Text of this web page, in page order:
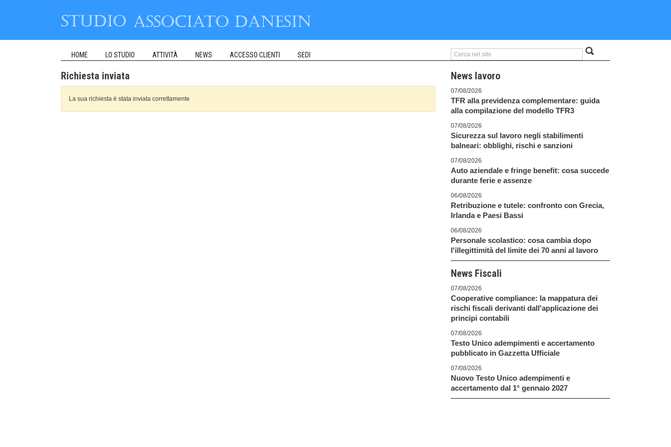
HOME LO STUDIO ATTIVITÀ NEWS ACCESSO CLIENTI SEDI
Richiesta inviata
La sua richiesta è stata inviata correttamente
News lavoro
07/08/2026
TFR alla previdenza complementare: guida
alla compilazione del modello TFR3
07/08/2026
Sicurezza sul lavoro negli stabilimenti
balneari: obblighi, rischi e sanzioni
07/08/2026
Auto aziendale e fringe benefit: cosa succede
durante ferie e assenze
06/08/2026
Retribuzione e tutele: confronto con Grecia,
Irlanda e Paesi Bassi
06/08/2026
Personale scolastico: cosa cambia dopo
l'illegittimità del limite dei 70 anni al lavoro
News Fiscali
07/08/2026
Cooperative compliance: la mappatura dei
rischi fiscali derivanti dall'applicazione dei
principi contabili
07/08/2026
Testo Unico adempimenti e accertamento
pubblicato in Gazzetta Ufficiale
07/08/2026
Nuovo Testo Unico adempimenti e
accertamento dal 1° gennaio 2027